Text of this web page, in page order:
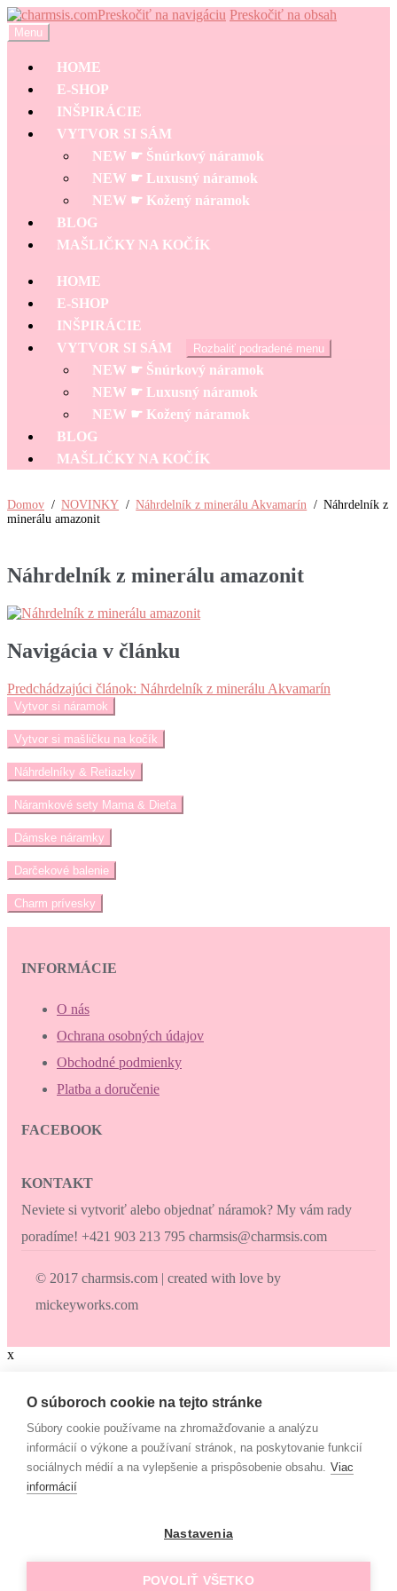
Preskočiť na navigáciu Preskočiť na obsah
Menu
HOME
E-SHOP
INŠPIRÁCIE
VYTVOR SI SÁM
NEW ☛ Šnúrkový náramok
NEW ☛ Luxusný náramok
NEW ☛ Kožený náramok
BLOG
MAŠLIČKY NA KOČÍK
HOME
E-SHOP
INŠPIRÁCIE
VYTVOR SI SÁM
Rozbaliť podradené menu
NEW ☛ Šnúrkový náramok
NEW ☛ Luxusný náramok
NEW ☛ Kožený náramok
BLOG
MAŠLIČKY NA KOČÍK
Domov / NOVINKY / Náhrdelník z minerálu Akvamarín / Náhrdelník z
minerálu amazonit
Náhrdelník z minerálu amazonit
Navigácia v článku
Predchádzajúci článok: Náhrdelník z minerálu Akvamarín
Vytvor si náramok
Vytvor si mašličku na kočík
Náhrdelníky & Retiazky
Náramkové sety Mama & Dieťa
Dámske náramky
Darčekové balenie
Charm prívesky
INFORMÁCIE
O nás
Ochrana osobných údajov
Obchodné podmienky
Platba a doručenie
FACEBOOK
KONTAKT
Neviete si vytvoriť alebo objednať náramok? My vám rady
poradíme! +421 903 213 795 charmsis@charmsis.com
© 2017 charmsis.com | created with love by
mickeyworks.com
x
Zaokrúhli svoj nákup
Zaokrúhli svoj nákup a prispej na dobrú vec. Občianske združenie
Mamy v pohybe pomáha osamelým mamám, ktoré nemajú to šťastie
– mať pri sebe manžela, partnera či blízku rodinu, ktorí by im vedeli
pomôcť. Či už finančne alebo inak. “Lebo každá mama by mala
€
Rada prispejem :-)
O súboroch cookie na tejto stránke
Súbory cookie používame na zhromažďovanie a analýzu
informácií o výkone a používaní stránok, na poskytovanie funkcií
sociálnych médií a na vylepšenie a prispôsobenie obsahu. Viac
informácií
Nastavenia
POVOLIŤ VŠETKO